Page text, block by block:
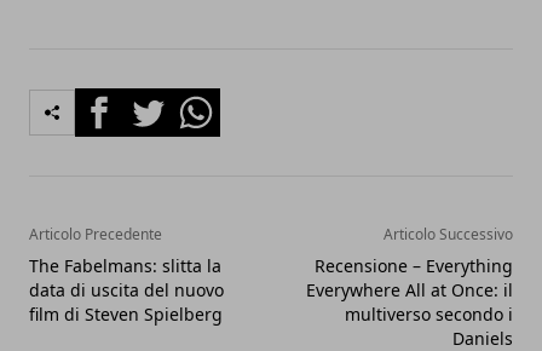
FacebookTwitterWhatsapp
Articolo Precedente
The Fabelmans: slitta la
data di uscita del nuovo
film di Steven Spielberg
Articolo Successivo
Recensione – Everything
Everywhere All at Once: il
multiverso secondo i
Daniels